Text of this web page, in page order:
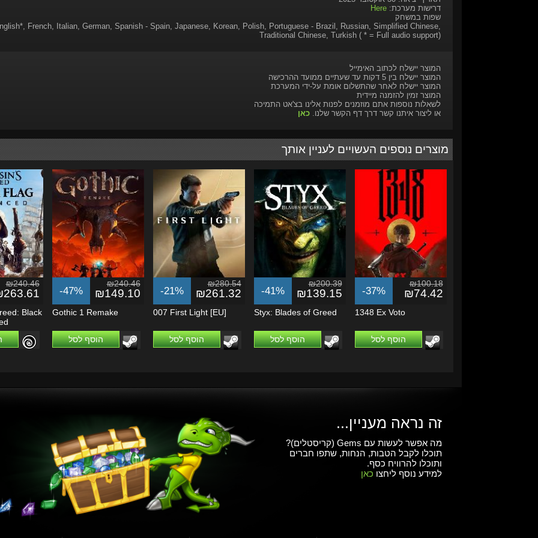
דרישות מערכת:Here
שפות במשחק
French, Italian, German, Spanish - Spain, Japanese, Korean, Polish, Portuguese - Brazil, Russian, Simplified Chinese,
Traditional Chinese, Turkish ( * = Full audio support)
המוצר יישלח לכתוב האימייל
המוצר יישלח בין 5 דקות עד שעתיים ממועד ההרכישה
המוצר יישלח לאחר שהתשלום אומת על-ידי המערכת
המוצר זמין להזמנה מיידית
לשאלות נוספות אתם מוזמנים לפנות אלינו בצ'אט התמיכה
או ליצור איתנו קשר דרך דף הקשר שלנו.כאן
מוצרים נוספים העשויים לעניין אותך
₪240.46
Black
-47%
₪240.46
₪149.10
Gothic 1 Remake
הוסף לסל
-21%
₪280.54
₪261.32
007 First Light [EU]
הוסף לסל
-41%
₪200.39
₪139.15
Styx: Blades of Greed
הוסף לסל
-37%
₪100.18
₪74.42
1348 Ex Voto
הוסף לסל
זה נראה מעניין...
מה אפשר לעשות עם Gems (קריסטלים)?
תוכלו לקבל הטבות, הנחות, שתפו חברים
ותוכלו להרוויח כסף.
למידע נוסף ליחצו כאן